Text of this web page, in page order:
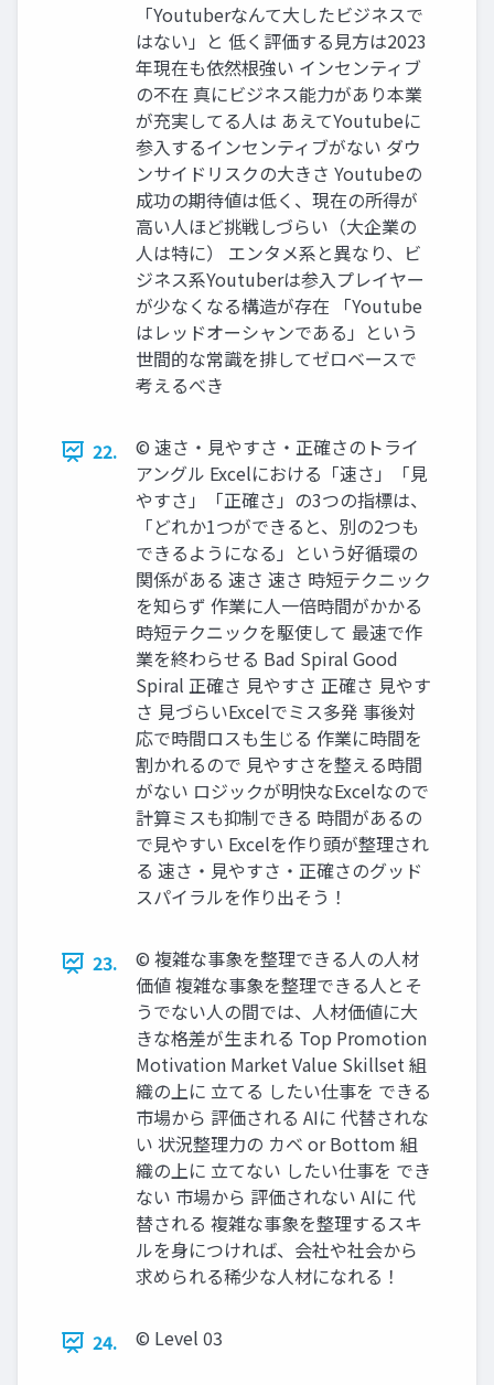
「Youtuberなんて大したビジネスで
はない」と 低く評価する見方は2023
年現在も依然根強い インセンティブ
の不在 真にビジネス能力があり本業
が充実してる人は あえてYoutubeに
参入するインセンティブがない ダウ
ンサイドリスクの大きさ Youtubeの
成功の期待値は低く、現在の所得が
高い人ほど挑戦しづらい（大企業の
人は特に） エンタメ系と異なり、ビ
ジネス系Youtuberは参入プレイヤー
が少なくなる構造が存在 「Youtube
はレッドオーシャンである」という
世間的な常識を排してゼロベースで
考えるべき
22.
©︎ 速さ・見やすさ・正確さのトライ
アングル Excelにおける「速さ」「見
やすさ」「正確さ」の3つの指標は、
「どれか1つができると、別の2つも
できるようになる」という好循環の
関係がある 速さ 速さ 時短テクニック
を知らず 作業に人一倍時間がかかる
時短テクニックを駆使して 最速で作
業を終わらせる Bad Spiral Good
Spiral 正確さ 見やすさ 正確さ 見やす
さ 見づらいExcelでミス多発 事後対
応で時間ロスも生じる 作業に時間を
割かれるので 見やすさを整える時間
がない ロジックが明快なExcelなので
計算ミスも抑制できる 時間があるの
で見やすい Excelを作り頭が整理され
る 速さ・見やすさ・正確さのグッド
スパイラルを作り出そう！
23.
©︎ 複雑な事象を整理できる人の人材
価値 複雑な事象を整理できる人とそ
うでない人の間では、人材価値に大
きな格差が生まれる Top Promotion
Motivation Market Value Skillset 組
織の上に 立てる したい仕事を できる
市場から 評価される AIに 代替されな
い 状況整理力の カベ or Bottom 組
織の上に 立てない したい仕事を でき
ない 市場から 評価されない AIに 代
替される 複雑な事象を整理するスキ
ルを身につければ、会社や社会から
求められる稀少な人材になれる！
24. ©︎ Level 03